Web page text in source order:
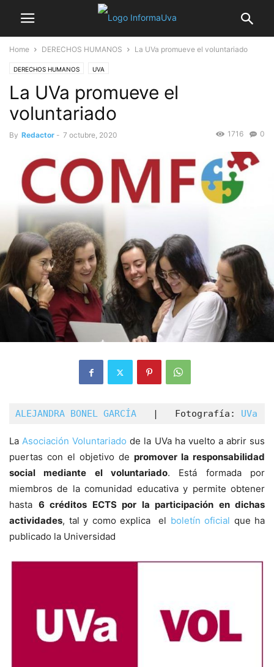
Home DERECHOS HUMANOS La UVa promueve el voluntariado
DERECHOS HUMANOS UVA
La UVa promueve el
voluntariado
By Redactor - 7 octubre, 2020 0
1716
ALEJANDRA BONEL GARCÍA
   |   Fotografía:
UVa
LaAsociación Voluntariado de la UVa ha vuelto a abrir sus
puertas con el objetivo de promover la responsabilidad
social mediante el voluntariado. Está formada por
miembros de la comunidad educativa y permite obtener
hasta 6 créditos ECTS por la participación en dichas
actividades, tal y como explica el boletín oficial que ha
publicado la Universidad